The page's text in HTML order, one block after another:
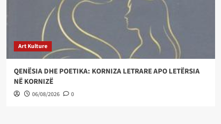
Art Kulture
QENËSIA DHE POETIKA: KORNIZA LETRARE APO LETËRSIA
NË KORNIZË
06/08/2026 0